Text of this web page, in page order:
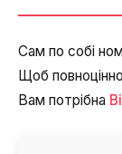
Сам по собі
Щоб
Вам потрібна